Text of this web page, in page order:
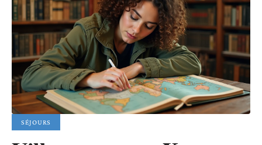
SÉJOURS